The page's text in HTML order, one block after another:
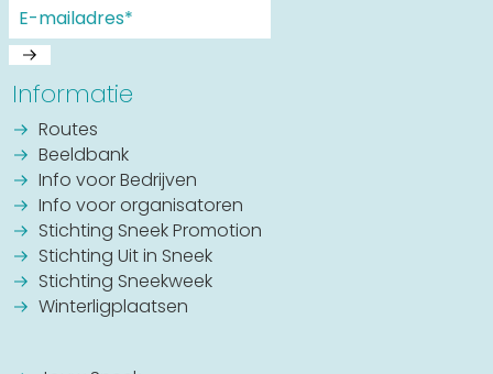
Informatie
Routes
Beeldbank
Info voor Bedrijven
Info voor organisatoren
Stichting Sneek Promotion
Stichting Uit in Sneek
Stichting Sneekweek
Winterligplaatsen